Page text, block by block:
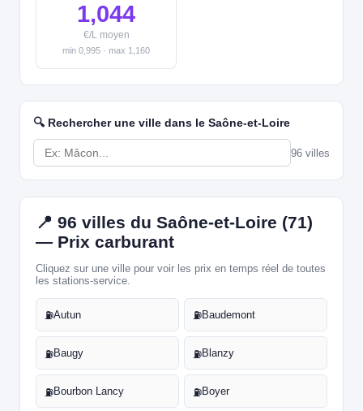
1,044
€/L moyen
min 0,995 · max 1,160
🔍 Rechercher une ville dans le Saône-et-Loire
96 villes
📍 96 villes du Saône-et-Loire (71)
— Prix carburant
Cliquez sur une ville pour voir les prix en temps réel de toutes
les stations-service.
⛽Autun ⛽Baudemont
⛽Baugy ⛽Blanzy
⛽Bourbon Lancy ⛽Boyer